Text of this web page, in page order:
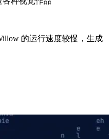
的运行速度较慢，生成